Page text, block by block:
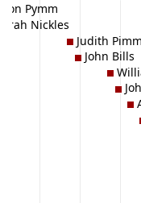
Pymm
Nickles
Judith Pimm
John Bills